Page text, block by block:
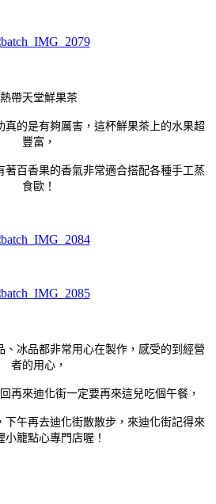
熱帶天堂鮮果茶
真的是有夠厲害，這杯鮮果茶上的水果超
豐富，
著百香果的香氣非常適合搭配各種手工蒸
食歐！
、冰品都非常用心在製作，感受的到經營
者的用心，
再來迪化街一定要再來這兒吃個午餐，
下午再去迪化街散散步，來迪化街記得來
小籠點心專門店喔！